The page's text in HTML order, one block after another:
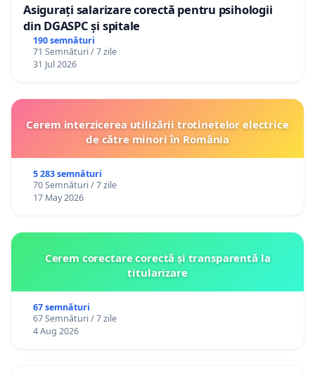
Asigurați salarizare corectă pentru psihologii
din DGASPC și spitale
190 semnături
71 Semnături / 7 zile
31 Jul 2026
Cerem interzicerea utilizării trotinetelor electrice
de către minori în România
5 283 semnături
70 Semnături / 7 zile
17 May 2026
Cerem corectare corectă și transparentă la
titularizare
67 semnături
67 Semnături / 7 zile
4 Aug 2026